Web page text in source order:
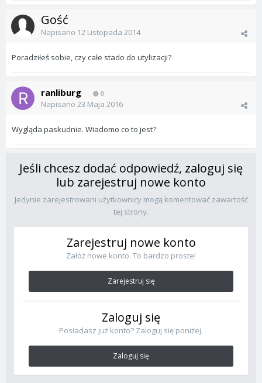
Gość
Napisano 12 Listopada 2014
Poradziłeś sobie, czy całe stado do utylizacji?
ranliburg 0
Napisano 23 Maja 2016
Wygląda paskudnie. Wiadomo co to jest?
Jeśli chcesz dodać odpowiedź, zaloguj się
lub zarejestruj nowe konto
Jedynie zarejestrowani użytkownicy mogą komentować zawartość
tej strony.
Zarejestruj nowe konto
Załóż nowe konto. To bardzo proste!
Zarejestruj się
Zaloguj się
Posiadasz już konto? Zaloguj się poniżej.
Zaloguj się